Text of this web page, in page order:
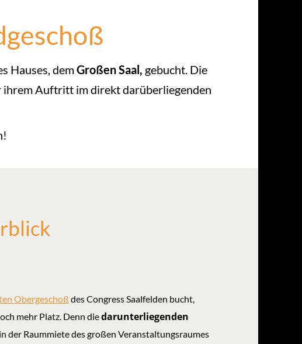
Hauses, demGroßen Saal, gebucht. Die
ihrem Auftritt im direkt darüberliegenden
Obergeschoß des Congress Saalfelden bucht,
mehr Platz. Denn diedarunterliegenden
der Raummiete des großen Veranstaltungsraumes